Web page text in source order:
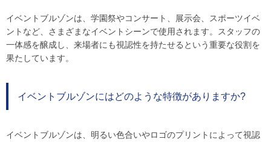
イベントブルゾンは、学園祭やコンサート、展示会、スポーツイベ
ントなど、さまざまなイベントシーンで使用されます。スタッフの
一体感を醸成し、来場者にも視認性を持たせるという重要な役割を
果たしています。
イベントブルゾンにはどのような特徴がありますか?
イベントブルゾンは、明るい色合いやロゴのプリントによって視認